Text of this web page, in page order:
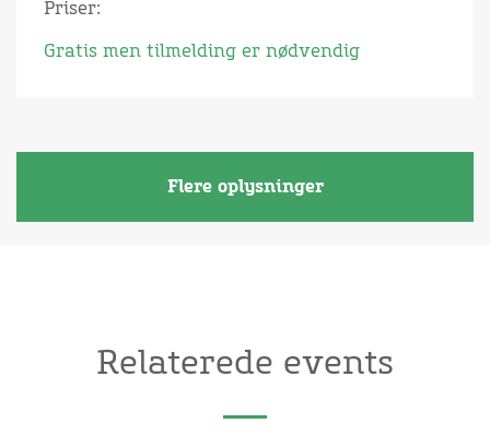
Priser:
Gratis men tilmelding er nødvendig
Flere oplysninger
Relaterede events